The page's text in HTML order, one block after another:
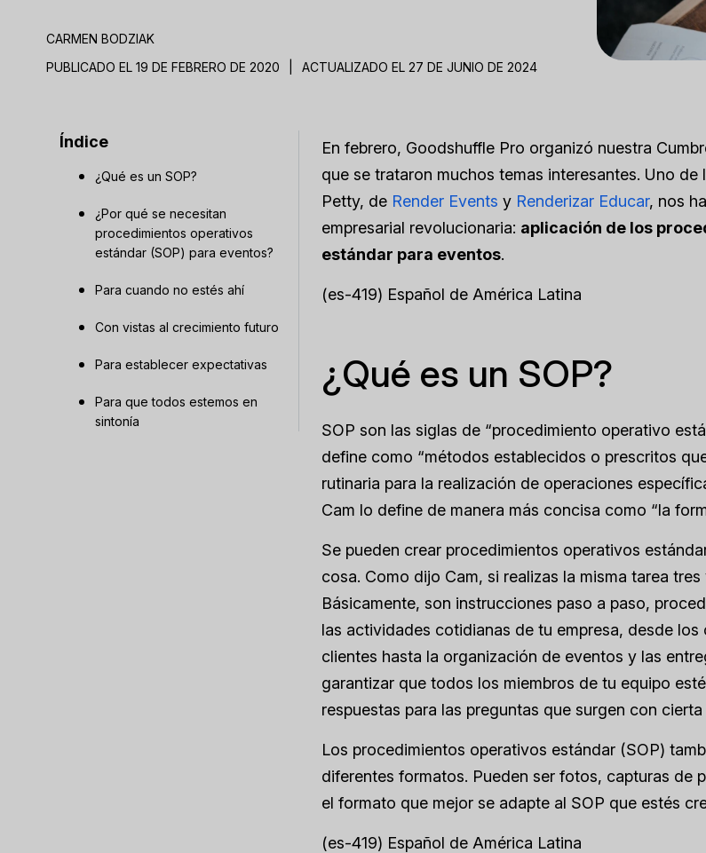
CARMEN BODZIAK
PUBLICADO EL 19 DE FEBRERO DE 2020
ACTUALIZADO EL 27 DE JUNIO DE 2024
Índice
¿Qué es un SOP?
¿Por qué se necesitan
procedimientos operativos
estándar (SOP) para eventos?
Para cuando no estés ahí
Con vistas al crecimiento futuro
Para establecer expectativas
Para que todos estemos en
sintonía
En febrero, Goodshuffle Pro organizó nuestra
que se trataron muchos temas interesantes. Uno
Petty, de Render Events y Renderizar Educar, nos
empresarial revolucionaria: aplicación de los
estándar para eventos.
(es-419) Español de América Latina
¿Qué es un SOP?
SOP son las siglas de “procedimiento operativo
define como “métodos establecidos o prescritos
rutinaria para la realización de operaciones
Cam lo define de manera más concisa como “la
Se pueden crear procedimientos operativos
cosa. Como dijo Cam, si realizas la misma tarea
Básicamente, son instrucciones paso a paso,
las actividades cotidianas de tu empresa, desde
clientes hasta la organización de eventos y las
garantizar que todos los miembros de tu equipo
respuestas para las preguntas que surgen con
Los procedimientos operativos estándar (SOP)
diferentes formatos. Pueden ser fotos, capturas de
el formato que mejor se adapte al SOP que estés
(es-419) Español de América Latina